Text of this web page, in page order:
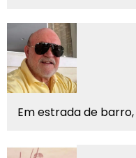
Em estrada de